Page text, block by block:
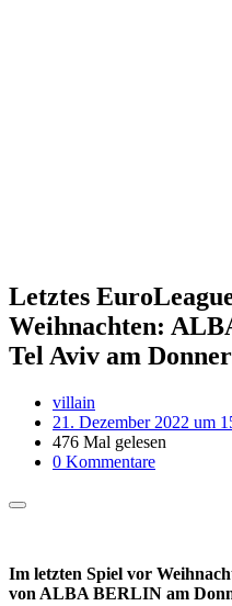
Letztes
Weihnachten:
Tel Aviv am
villain
21. Dezember 2022 um
476 Mal gelesen
0 Kommentare
Im letzten Spiel vor
von ALBA BERLIN am